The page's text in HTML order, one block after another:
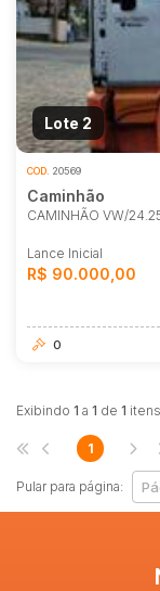
Lote 2
COD. 20569
Caminhão
CAMINHÃO VW/
Lance Inicial
R$ 90.000,00
0
Exibindo 1 a 1 de 1
Pular para página:
1